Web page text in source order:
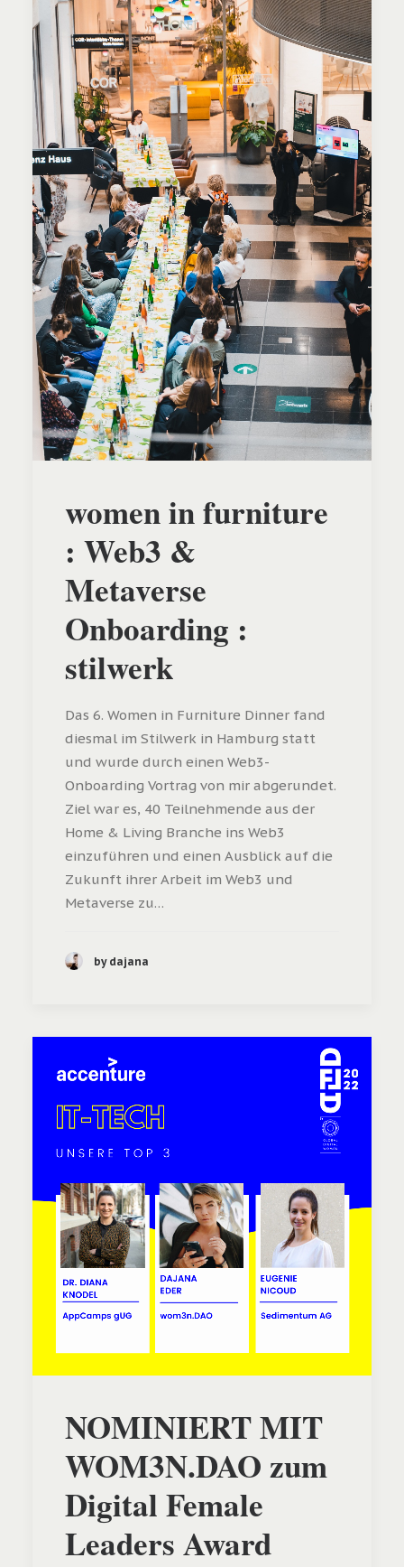
women in furniture
: Web3 &
Metaverse
Onboarding :
stilwerk
Das 6. Women in Furniture Dinner fand
diesmal im Stilwerk in Hamburg statt
und wurde durch einen Web3-
Onboarding Vortrag von mir abgerundet.
Ziel war es, 40 Teilnehmende aus der
Home & Living Branche ins Web3
einzuführen und einen Ausblick auf die
Zukunft ihrer Arbeit im Web3 und
Metaverse zu…
by dajana
NOMINIERT MIT
WOM3N.DAO zum
Digital Female
Leaders Award